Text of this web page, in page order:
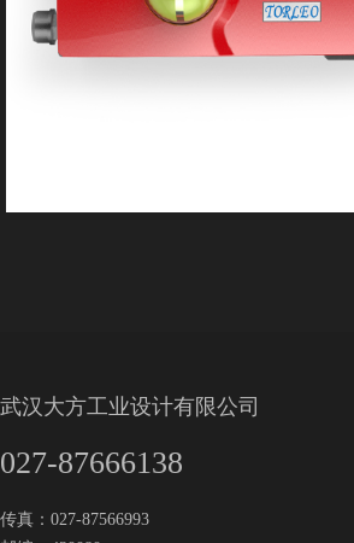
武汉大方工业设计有限公司
027-87666138
传真：027-87566993